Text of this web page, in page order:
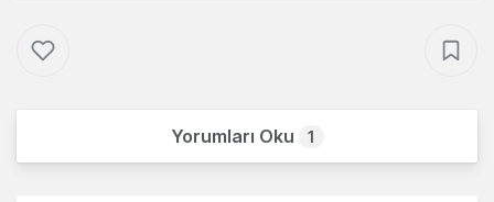
Yorumları Oku 1